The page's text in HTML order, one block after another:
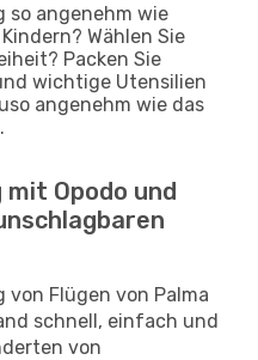
so angenehm wie
Wählen Sie
Packen Sie
wichtige Utensilien
angenehm wie das
mit Opodo und
von Flügen von Palma
schnell, einfach und
von